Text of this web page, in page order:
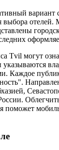
вариант
выбора отелей.
Tvil могут
Каждое
поможет